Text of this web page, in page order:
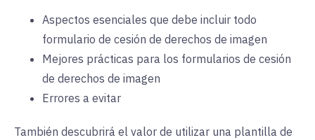
Aspectos esenciales que debe incluir todo
formulario de cesión de derechos de imagen
Mejores prácticas para los formularios de cesión
de derechos de imagen
Errores a evitar
También descubrirá el valor de utilizar una plantilla de